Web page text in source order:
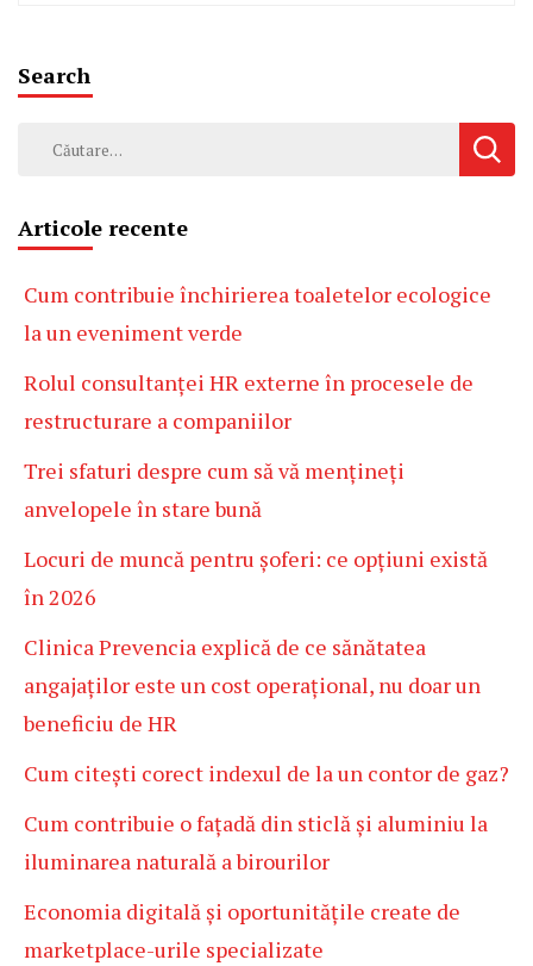
Search
Caută
Articole recente
Cum contribuie închirierea toaletelor ecologice
la un eveniment verde
Rolul consultanței HR externe în procesele de
restructurare a companiilor
Trei sfaturi despre cum să vă mențineți
anvelopele în stare bună
Locuri de muncă pentru șoferi: ce opțiuni există
în 2026
Clinica Prevencia explică de ce sănătatea
angajaților este un cost operațional, nu doar un
beneficiu de HR
Cum citești corect indexul de la un contor de gaz?
Cum contribuie o fațadă din sticlă și aluminiu la
iluminarea naturală a birourilor
Economia digitală și oportunitățile create de
marketplace-urile specializate